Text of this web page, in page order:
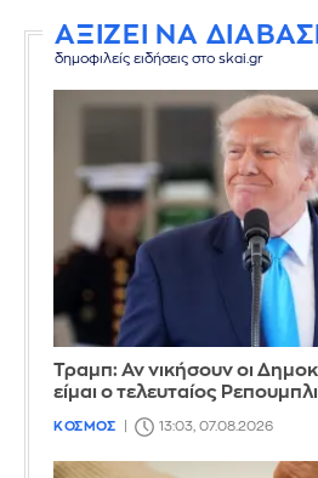
ΑΞΙΖΕΙ ΝΑ
δημοφιλείς ειδήσεις στο skai.gr
Τραμπ: Αν νικήσουν οι
είμαι ο τελευταίος
ΚΟΣΜΟΣ 13:03, 07.08.2026